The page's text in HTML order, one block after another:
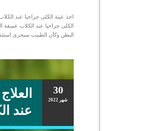
اخذ عينة الكلى جراحيا عند
الكلى جراحيا عند الكلاب عميقة
البطن وكأن الطبيب سيجرى
30
شهر 2022
عند